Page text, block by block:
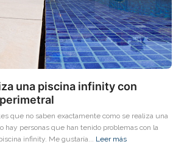
una piscina infinity con
que no saben exactamente como se realiza una
hay personas que han tenido problemas con la
infinity. Me gustaría... Leer más